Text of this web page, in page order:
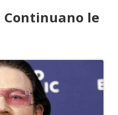
Continuano le